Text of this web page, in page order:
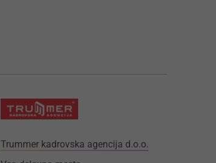
Trummer kadrovska agencija d.o.o.